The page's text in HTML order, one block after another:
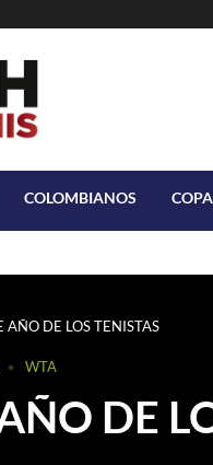
COLOMBIANOS
AÑO DE LOS TENISTAS
WTA
DE